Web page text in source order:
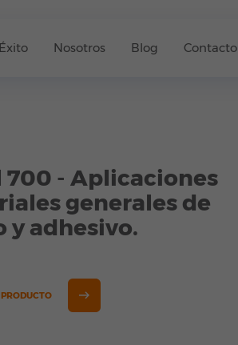
Nosotros Blog Contacto
700 - Aplicaciones
generales de
y adhesivo.